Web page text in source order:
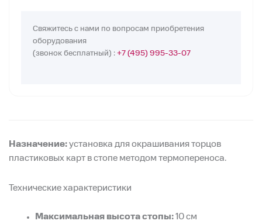
Свяжитесь с нами по вопросам приобретения
оборудования
(звонок бесплатный) : +7 (495) 995-33-07
Назначение: установка для окрашивания торцов
пластиковых карт в стопе методом термопереноса.
Технические характеристики
Максимальная высота стопы: 10 см